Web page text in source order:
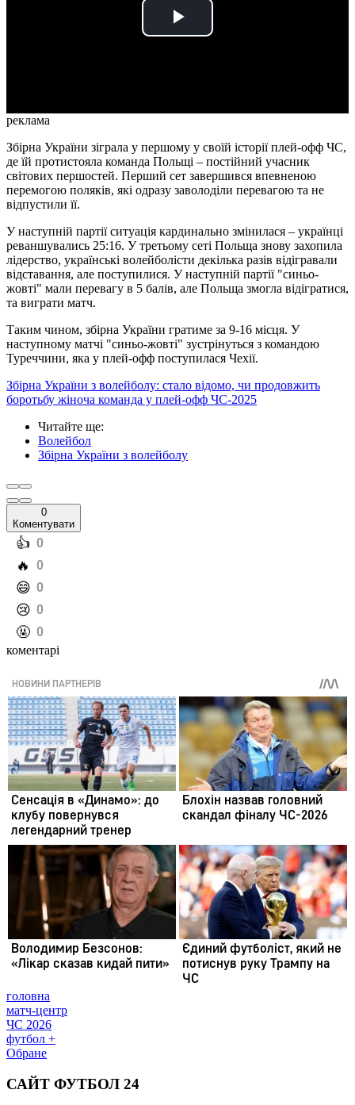
Play
реклама
Збірна України зіграла у першому у своїй історії плей-офф ЧС,
де їй протистояла команда Польщі – постійний учасник
світових першостей. Перший сет завершився впевненою
перемогою поляків, які одразу заволоділи перевагою та не
відпустили її.
У наступній партії ситуація кардинально змінилася – українці
реваншувались 25:16. У третьому сеті Польща знову захопила
лідерство, українські волейболісти декілька разів відігравали
відставання, але поступилися. У наступній партії "синьо-
жовті" мали перевагу в 5 балів, але Польща змогла відігратися,
та виграти матч.
Таким чином, збірна України гратиме за 9-16 місця. У
наступному матчі "синьо-жовті" зустрінуться з командою
Туреччини, яка у плей-офф поступилася Чехії.
Збірна України з волейболу: стало відомо, чи продовжить
боротьбу жіноча команда у плей-офф ЧС-2025
Читайте ще:
Волейбол
Збірна України з волейболу
0
Коментувати
️👍 0
️🔥 0
️😄 0
️😢 0
️🤬 0
коментарі
головна
матч-центр
ЧС 2026
футбол +
Обране
САЙТ ФУТБОЛ 24